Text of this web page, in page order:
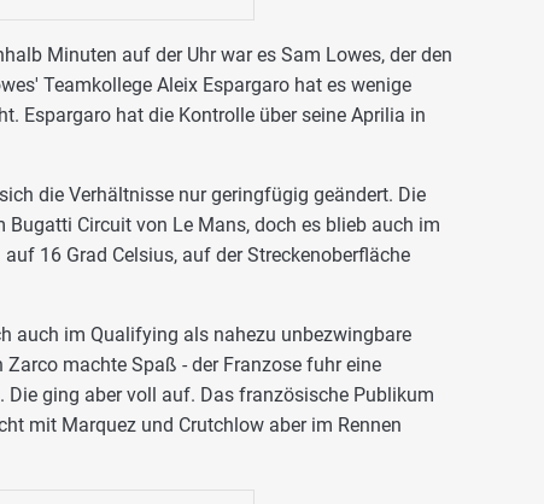
Minuten auf der Uhr war es Sam Lowes, der den
Teamkollege Aleix Espargaro hat es wenige
Espargaro hat die Kontrolle über seine Aprilia in
die Verhältnisse nur geringfügig geändert. Die
Circuit von Le Mans, doch es blieb auch im
16 Grad Celsius, auf der Streckenoberfläche
auch im Qualifying als nahezu unbezwingbare
machte Spaß - der Franzose fuhr eine
Die ging aber voll auf. Das französische Publikum
mit Marquez und Crutchlow aber im Rennen